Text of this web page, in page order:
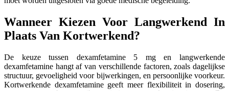
Wanneer Kiezen Voor Langwerkend In
Plaats Van Kortwerkend?
De keuze tussen dexamfetamine 5 mg en langwerkende
dexamfetamine hangt af van verschillende factoren, zoals dagelijkse
structuur, gevoeligheid voor bijwerkingen, en persoonlijke voorkeur.
Kortwerkende dexamfetamine geeft meer flexibiliteit in dosering,